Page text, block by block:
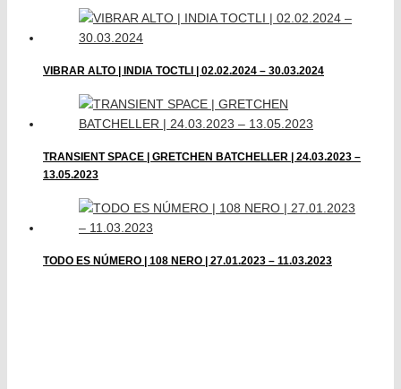
VIBRAR ALTO | INDIA TOCTLI | 02.02.2024 – 30.03.2024
TRANSIENT SPACE | GRETCHEN BATCHELLER | 24.03.2023 –
13.05.2023
TODO ES NÚMERO | 108 NERO | 27.01.2023 – 11.03.2023